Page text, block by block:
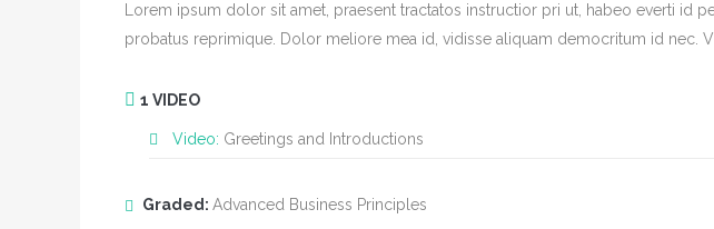
Lorem ipsum dolor sit amet, praesent tractatos instructior pri ut, habeo everti id
probatus reprimique. Dolor meliore mea id, vidisse aliquam democritum id nec.
1 VIDEO
Video: Greetings and Introductions
Graded: Advanced Business Principles